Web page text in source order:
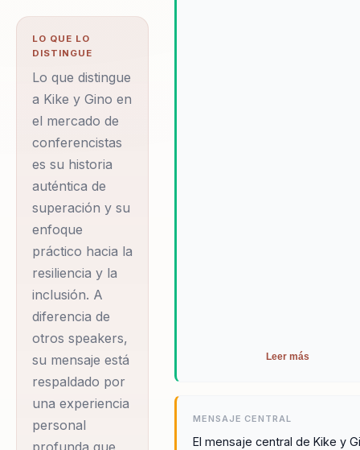
que lo dejó en estado
vegetativo
persistente. En
contra de todo
pronóstico,
sobrevivió y logró
una recuperación
casi milagrosa. Gino,
su hermano, lo
acompañó en cada
paso del proceso,
tomando decisiones
médicas y siendo su
soporte emocional. A
partir de este viaje de
adversidad, Kike y
Gino desarrollaron
un proyecto de vida
LO QUE LO
DISTINGUE
Lo que distingue
a Kike y Gino en
el mercado de
conferencistas
es su historia
auténtica de
superación y su
enfoque
práctico hacia la
resiliencia y la
inclusión. A
diferencia de
otros speakers,
su mensaje está
respaldado por
una experiencia
personal
Leer más
MENSAJE CENTRAL
El mensaje central de Kike y